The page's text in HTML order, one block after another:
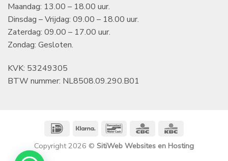
Maandag: 13.00 – 18.00 uur.
Dinsdag – Vrijdag: 09.00 – 18.00 uur.
Zaterdag: 09.00 – 17.00 uur.
Zondag: Gesloten.
KVK: 53249305
BTW nummer: NL8508.09.290.B01
IDeal Klarna BancontactCBC
Copyright 2026 © SitiWeb Websites en Hosting